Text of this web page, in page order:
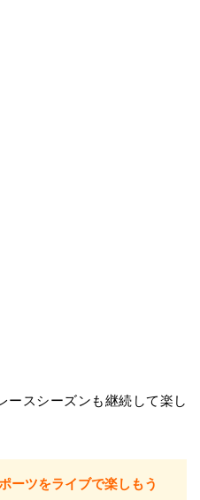
ースシーズンも継続して楽し
ーツをライブで楽しもう